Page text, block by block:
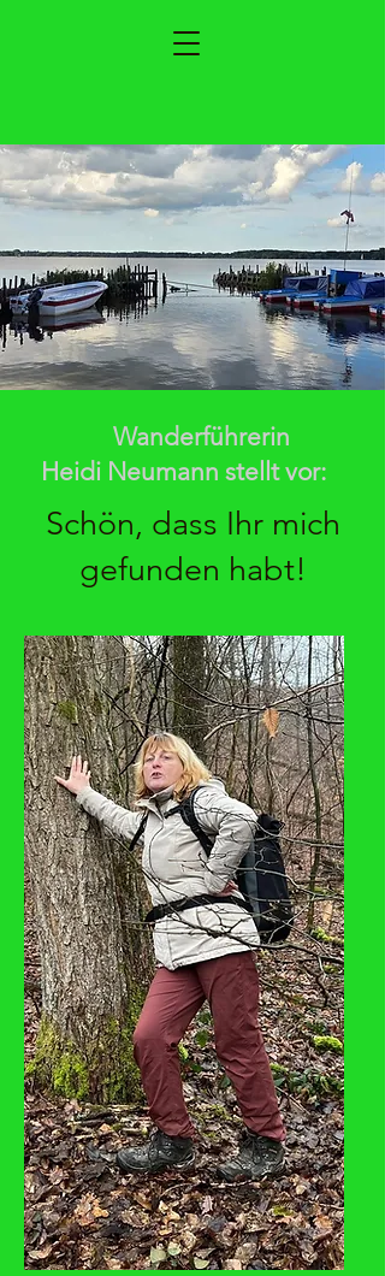
Wanderführerin
Heidi Neumann stellt vor:
Schön, dass Ihr mich
gefunden habt!